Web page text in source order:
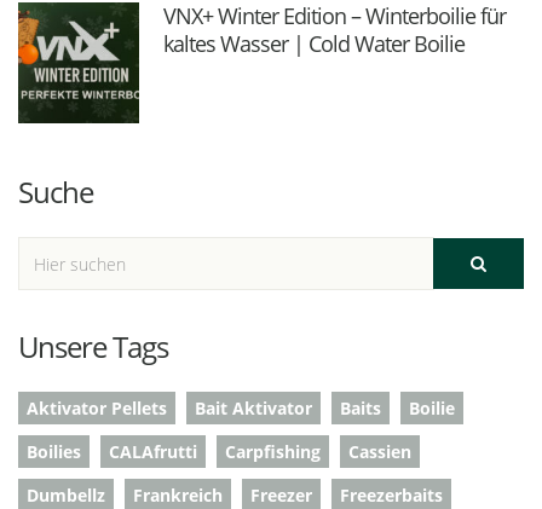
VNX+ Winter Edition – Winterboilie für
kaltes Wasser | Cold Water Boilie
Suche
Unsere Tags
Aktivator Pellets Bait Aktivator Baits
Boilie
Boilies
CALAfrutti Carpfishing
Cassien
Dumbellz
Frankreich Freezer
Freezerbaits